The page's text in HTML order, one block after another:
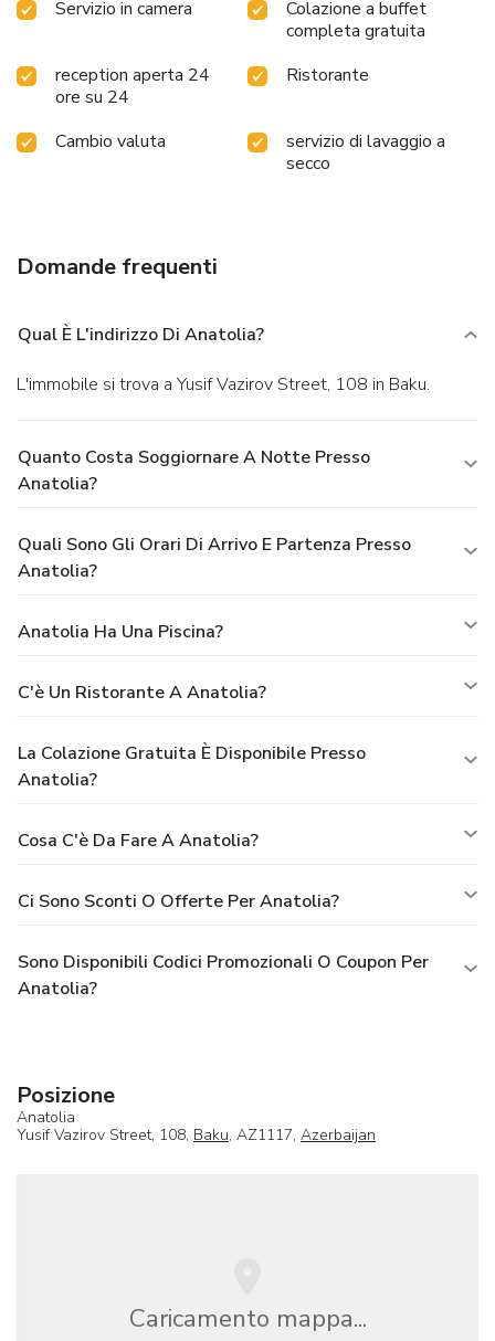
Servizio in camera
Colazione a buffet
completa gratuita
reception aperta 24
ore su 24
Ristorante
Cambio valuta
servizio di lavaggio a
secco
Domande frequenti
Qual È L'indirizzo Di Anatolia?
L'immobile si trova a Yusif Vazirov Street, 108 in Baku.
Quanto Costa Soggiornare A Notte Presso
Anatolia?
Quali Sono Gli Orari Di Arrivo E Partenza Presso
Anatolia?
Anatolia Ha Una Piscina?
C'è Un Ristorante A Anatolia?
La Colazione Gratuita È Disponibile Presso
Anatolia?
Cosa C'è Da Fare A Anatolia?
Ci Sono Sconti O Offerte Per Anatolia?
Sono Disponibili Codici Promozionali O Coupon Per
Anatolia?
Posizione
Anatolia
Yusif Vazirov Street, 108, Baku, AZ1117, Azerbaijan
Caricamento mappa...